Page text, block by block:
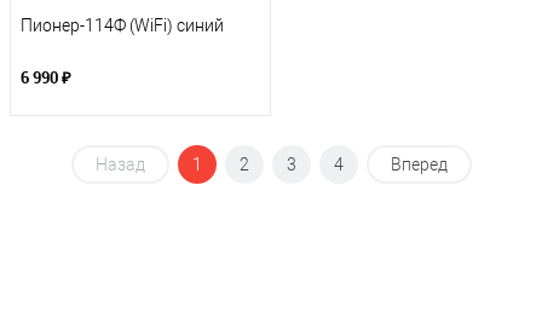
Пионер-114Ф (WiFi) синий
6 990 ₽
Назад 1 2 3 4 Вперед